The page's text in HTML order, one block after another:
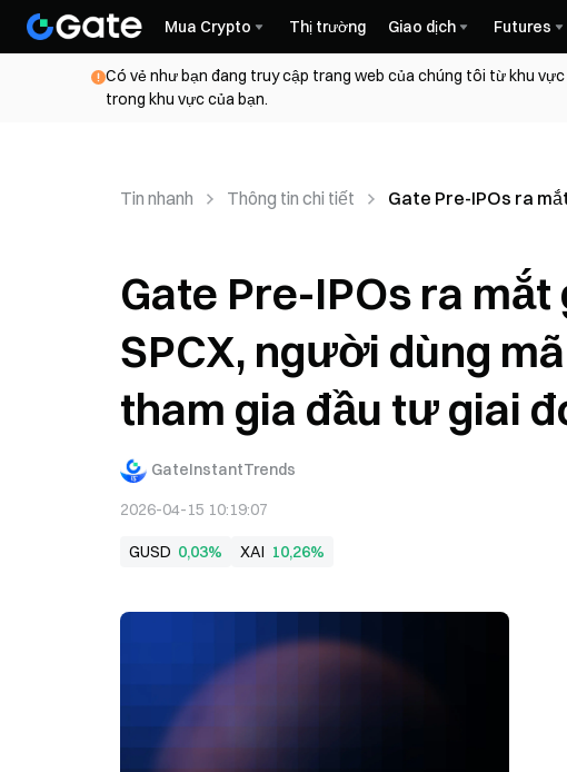
Mua Crypto Thị trường Giao dịch Futures
Có vẻ như bạn đang truy cập trang web của chúng tôi từ khu
trong khu vực của bạn.
Tin nhanh Thông tin chi tiết Gate Pre-IPOs ra
Gate Pre-IPOs ra
SPCX, người dùng
tham gia đầu tư giai
GateInstantTrends
2026-04-15 10:19:07
GUSD 0,03% XAI 10,26%